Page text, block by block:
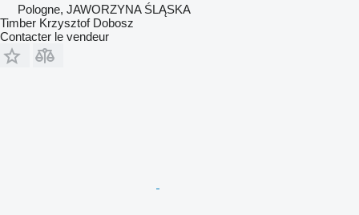
Pologne, JAWORZYNA ŚLĄSKA
Timber Krzysztof Dobosz
Contacter le vendeur